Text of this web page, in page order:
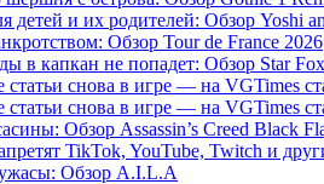
детей и их родителей: Обзор Yoshi
Обзор Tour de France 2026
в капкан не попадет: Обзор Star Fox
статьи снова в игре — на VGTimes
статьи снова в игре — на VGTimes
Обзор Assassin’s Creed Black
TikTok, YouTube, Twitch и
Обзор A.I.L.A